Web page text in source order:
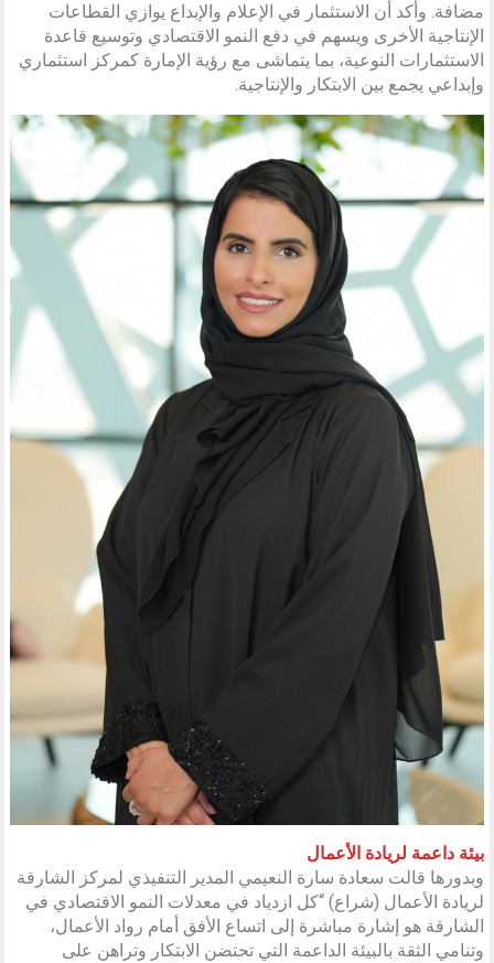
مضافة. وأكد أن الاستثمار في الإعلام والإبداع يوازي القطاعات
الإنتاجية الأخرى ويسهم في دفع النمو الاقتصادي وتوسيع قاعدة
الاستثمارات النوعية، بما يتماشى مع رؤية الإمارة كمركز استثماري
وإبداعي يجمع بين الابتكار والإنتاجية.
بيئة داعمة لريادة الأعمال
وبدورها قالت سعادة سارة النعيمي المدير التنفيذي لمركز الشارقة
لريادة الأعمال (شراع) “كل ازدياد في معدلات النمو الاقتصادي في
الشارقة هو إشارة مباشرة إلى اتساع الأفق أمام رواد الأعمال،
وتنامي الثقة بالبيئة الداعمة التي تحتضن الابتكار وتراهن على